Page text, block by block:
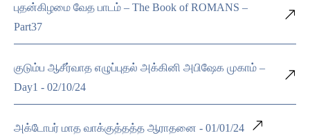
புதன்கிழமை வேத பாடம் – The Book of ROMANS –
Part37
குடும்ப ஆசீர்வாத எழுப்புதல் அக்கினி அபிஷேக முகாம் –
Day1 - 02/10/24
அக்டோபர் மாத வாக்குத்தத்த ஆராதனை - 01/01/24